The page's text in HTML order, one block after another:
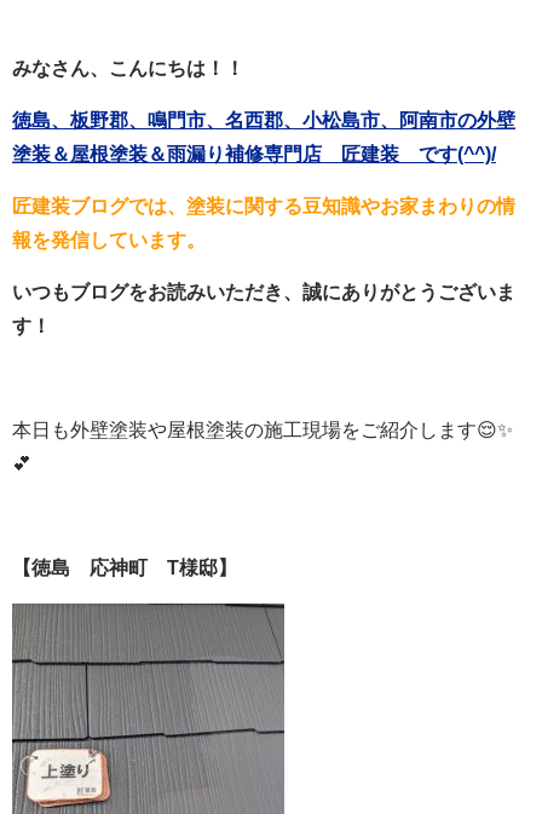
みなさん、こんにちは！！
徳島、板野郡、鳴門市、名西郡、小松島市、阿南市の外壁
塗装＆屋根塗装＆雨漏り補修専門店 匠建装 です(^^)/
匠建装ブログでは、塗装に関する豆知識やお家まわりの情
報を発信しています。
いつもブログをお読みいただき、誠にありがとうございま
す！
本日も外壁塗装や屋根塗装の施工現場をご紹介します😌✨
💕
【徳島 応神町 T様邸】